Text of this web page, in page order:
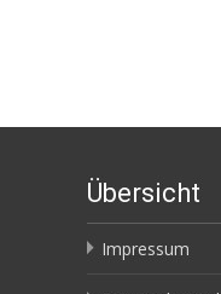
Übersicht
Impressum